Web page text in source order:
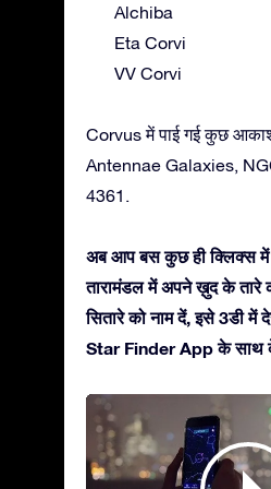
Alchiba
Eta Corvi
VV Corvi
Corvus में पाई गई कुछ
Antennae Galaxies,
4361.
अब आप बस कुछ ही क्लिक्स
तारामंडल में अपने ख़ुद के तारे
सितारे को नाम दें, इसे 3डी
Star Finder App के साथ